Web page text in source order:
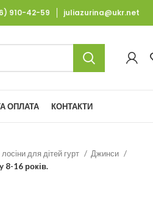
910-42-59 juliazurina@ukr.net
ОПЛАТА КОНТАКТИ
для дітей гурт
Джинси
8-16 років.